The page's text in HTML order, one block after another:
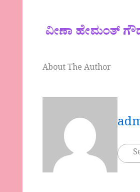
ವೀಣಾ ಹೇಮಂತ್
About The Author